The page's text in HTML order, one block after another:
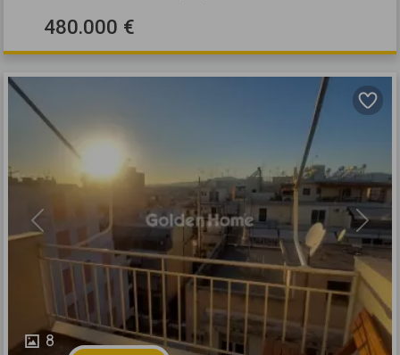
480.000 €
8
Previous Next